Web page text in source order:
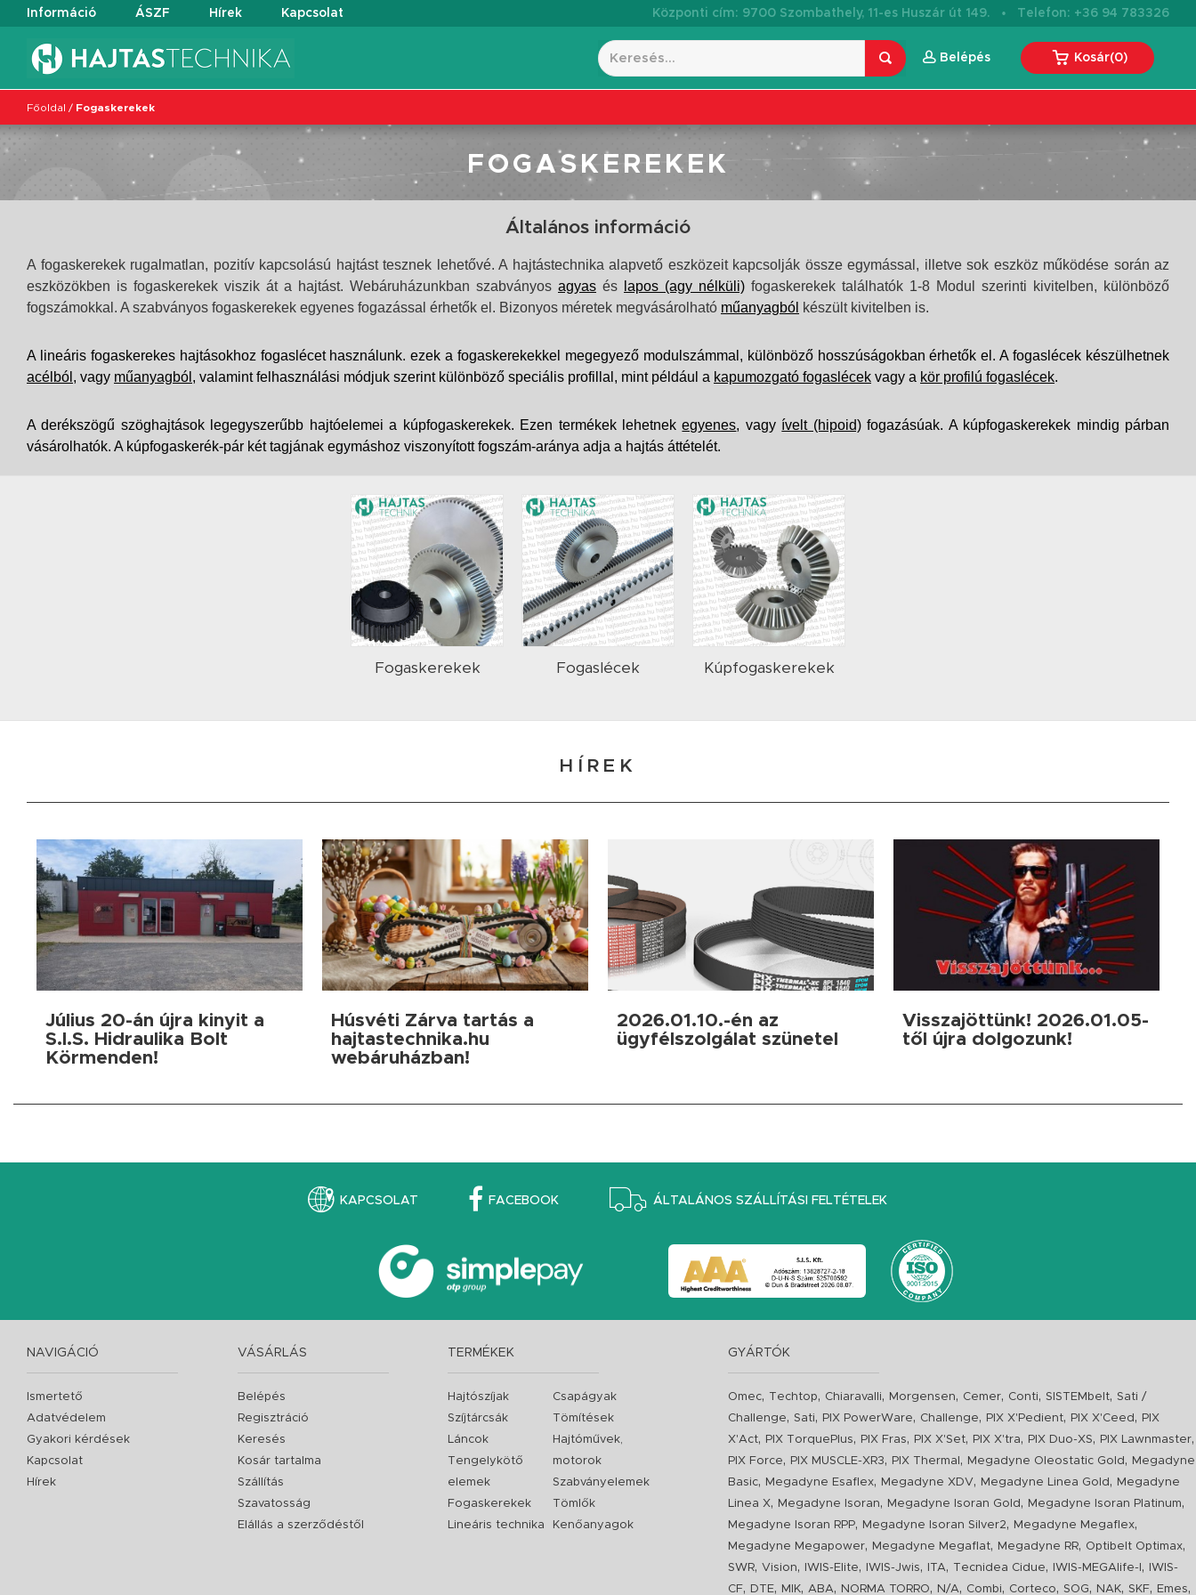
Információ ÁSZF Hírek Kapcsolat Központi cím: 9700 Szombathely, 11-es Huszár út 149. · Telefon: +36 94 783326
Belépés Kosár(0)
Főoldal / Fogaskerekek
FOGASKEREKEK
Általános információ
A fogaskerekek rugalmatlan, pozitív kapcsolású hajtást tesznek lehetővé. A hajtástechnika alapvető eszközeit kapcsolják össze egymással, illetve sok eszköz működése során az
eszközökben is fogaskerekek viszik át a hajtást. Webáruházunkban szabványos agyas és lapos (agy nélküli) fogaskerekek találhatók 1-8 Modul szerinti kivitelben, különböző
fogszámokkal. A szabványos fogaskerekek egyenes fogazással érhetők el. Bizonyos méretek megvásárolható műanyagból készült kivitelben is.
A lineáris fogaskerekes hajtásokhoz fogaslécet használunk. ezek a fogaskerekekkel megegyező modulszámmal, különböző hosszúságokban érhetők el. A fogaslécek készülhetnek
acélból , vagy műanyagból , valamint felhasználási módjuk szerint különböző speciális profillal, mint például a kapumozgató fogaslécek vagy a kör profilú fogaslécek.
A derékszögű szöghajtások legegyszerűbb hajtóelemei a kúpfogaskerekek. Ezen termékek lehetnekegyenes, vagy ívelt (hipoid)fogazásúak. A kúpfogaskerekek mindig párban
vásárolhatók. A kúpfogaskerék-pár két tagjának egymáshoz viszonyított fogszám-aránya adja a hajtás áttételét.
Fogaskerekek Fogaslécek Kúpfogaskerekek
HÍREK
Július 20-án újra kinyit a
S.I.S. Hidraulika Bolt
Körmenden!
Húsvéti Zárva tartás a
hajtastechnika.hu
webáruházban!
2026.01.10.-én az
ügyfélszolgálat szünetel
Visszajöttünk! 2026.01.05-
től újra dolgozunk!
KAPCSOLAT FACEBOOK ÁLTALÁNOS SZÁLLÍTÁSI FELTÉTELEK
NAVIGÁCIÓ
Ismertető
Adatvédelem
Gyakori kérdések
Kapcsolat
Hírek
VÁSÁRLÁS
Belépés
Regisztráció
Keresés
Kosár tartalma
Szállítás
Szavatosság
Elállás a szerződéstől
TERMÉKEK
Hajtószíjak
Szíjtárcsák
Láncok
Tengelykötő
elemek
Fogaskerekek
Lineáris technika
Csapágyak
Tömítések
Hajtóművek,
motorok
Szabványelemek
Tömlők
Kenőanyagok
GYÁRTÓK
Omec, Techtop, Chiaravalli, Morgensen, Cemer, Conti,SISTEMbelt,Sati /
Challenge,Sati, PIX PowerWare, Challenge, PIX X'Pedient, PIX X'Ceed ,
PIX
X'Act, PIX TorquePlus, PIX Fras, PIX X'Set, PIX X'tra, PIX Duo-XS, PIX Lawnmaster,
PIX Force, PIX MUSCLE-XR3, PIX Thermal , Megadyne Oleostatic Gold ,
Megadyne
Basic, Megadyne Esaflex, Megadyne XDV, Megadyne Linea Gold ,
Megadyne
Linea X, Megadyne Isoran, Megadyne Isoran Gold , Megadyne Isoran Platinum,
Megadyne Isoran RPP, Megadyne Isoran Silver2, Megadyne Megaflex,
Megadyne Megapower, Megadyne Megaflat, Megadyne RR, Optibelt Optimax,
SWR,Vision, IWIS-Elite, IWIS-Jwis, ITA, Tecnidea Cidue, IWIS-MEGAlife-I ,
IWIS-
CF, DTE, MIK, ABA, NORMA TORRO, N/A, Combi, Corteco,SOG, NAK,SKF, Emes,